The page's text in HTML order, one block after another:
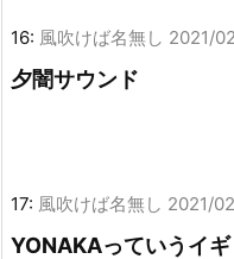
16: 風吹けば名無し 2021/
夕闇サウンド
17: 風吹けば名無し 2021/
YONAKAっていうイ